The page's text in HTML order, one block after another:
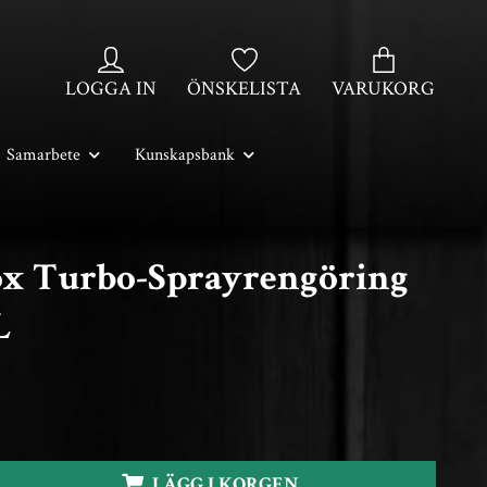
LOGGA IN ÖNSKELISTA VARUKORG
Samarbete Kunskapsbank
Turbo-Sprayrengöring